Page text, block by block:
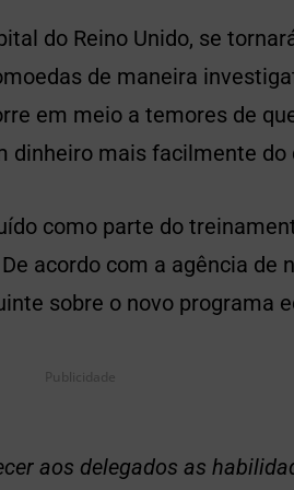
do Reino Unido, se
de maneira
em meio a temores de
dinheiro mais facilmente do
como parte do
acordo com a agência de
sobre o novo programa
Publicidade
aos delegados as